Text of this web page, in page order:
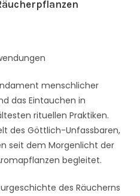
menschlicher
das Eintauchen in
rituellen Praktiken.
des Göttlich-Unfassbaren,
seit dem Morgenlicht der
begleitet.
des Räucherns